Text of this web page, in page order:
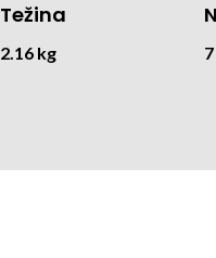
Težina
2.16 kg